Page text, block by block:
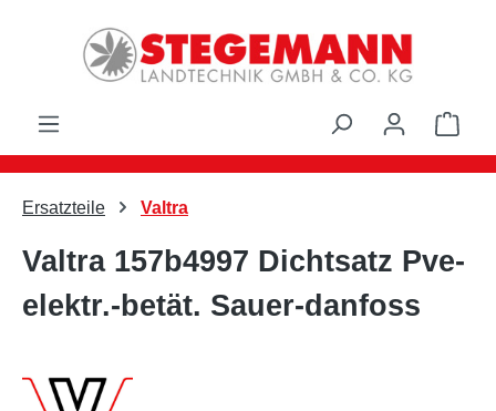
Zum Hauptinhalt springen
Ersatzteile Valtra
Valtra 157b4997 Dichtsatz Pve-
elektr.-betät. Sauer-danfoss